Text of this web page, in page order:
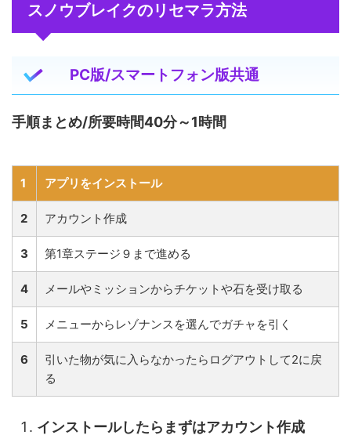
スノウブレイクのリセマラ方法
PC版/スマートフォン版共通
手順まとめ/所要時間40分～1時間
1 アプリをインストール
2 アカウント作成
3 第1章ステージ９まで進める
4 メールやミッションからチケットや石を受け取る
5 メニューからレゾナンスを選んでガチャを引く
6
引いた物が気に入らなかったらログアウトして2に戻
る
インストールしたらまずはアカウント作成